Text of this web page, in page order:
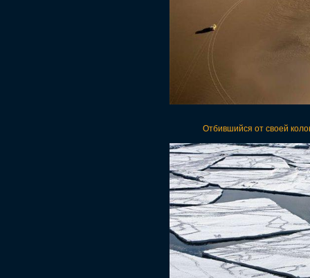
Отбившийся от своей